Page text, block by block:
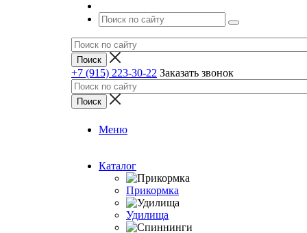
+7 (915) 223-30-22 Заказать звонок
Меню
Каталог
Прикормка
Удилища